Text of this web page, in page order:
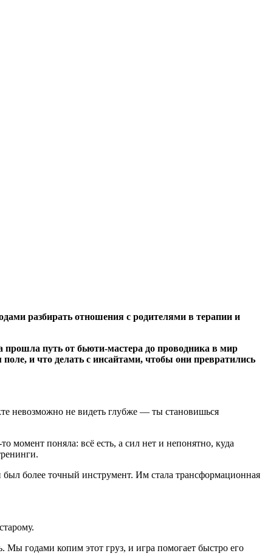
разбирать отношения с родителями в терапии и
путь от бьюти-мастера до проводника в мир
и что делать с инсайтами, чтобы они превратились
невозможно не видеть глубже — ты становишься
поняла: всё есть, а сил нет и непонятно, куда
более точный инструмент. Им стала трансформационная
годами копим этот груз, и игра помогает быстро его